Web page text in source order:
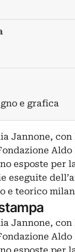
e grafica
Jannone,
Aldo
esposte per
eseguite
e teorico
Jannone,
Aldo